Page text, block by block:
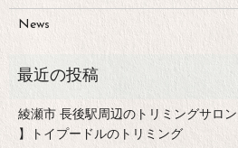
News
綾瀬市 長後駅周辺のトリミングサロ
】トイプードルのトリミング